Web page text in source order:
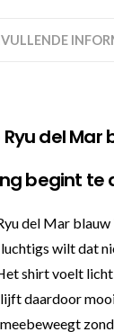
Ryu del Mar
begint te
del Mar
wilt dat
shirt voelt
daardoor